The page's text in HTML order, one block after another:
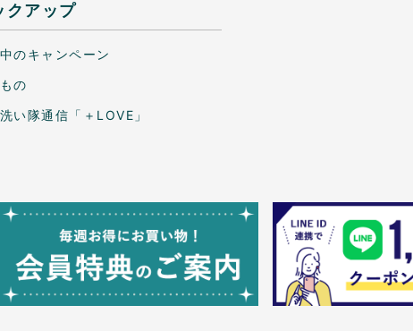
クアップ
のキャンペーン
の
い隊通信「＋LOVE」